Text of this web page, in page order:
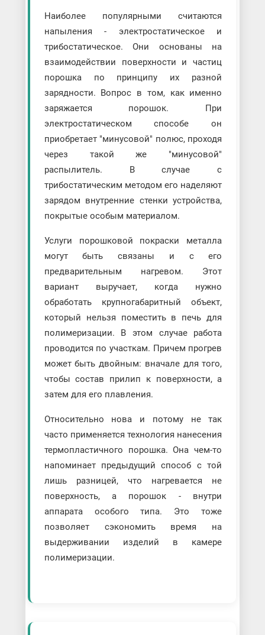
Наиболее популярными считаются
напыления - электростатическое и
трибостатическое. Они основаны на
взаимодействии поверхности и частиц
порошка по принципу их разной
зарядности. Вопрос в том, как именно
заряжается порошок. При
электростатическом способе он
приобретает "минусовой" полюс, проходя
через такой же "минусовой"
распылитель. В случае с
трибостатическим методом его наделяют
зарядом внутренние стенки устройства,
покрытые особым материалом.
Услуги порошковой покраски металла
могут быть связаны и с его
предварительным нагревом. Этот
вариант выручает, когда нужно
обработать крупногабаритный объект,
который нельзя поместить в печь для
полимеризации. В этом случае работа
проводится по участкам. Причем прогрев
может быть двойным: вначале для того,
чтобы состав прилип к поверхности, а
затем для его плавления.
Относительно нова и потому не так
часто применяется технология нанесения
термопластичного порошка. Она чем-то
напоминает предыдущий способ с той
лишь разницей, что нагревается не
поверхность, а порошок - внутри
аппарата особого типа. Это тоже
позволяет сэкономить время на
выдерживании изделий в камере
полимеризации.